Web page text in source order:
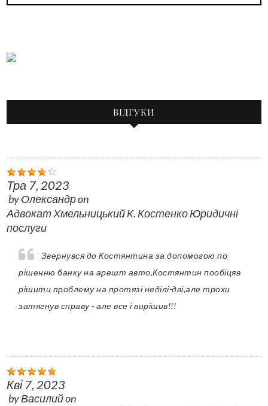
ВІДГУКИ
Тра 7, 2023
byОлександрon
Адвокат Хмельницький К. Костенко Юридичні
послуги
Звернувся до Костянтина за допомогою по
рішенню банку на арешт авто,Костянтин пообіцяв
рішити проблему на протязі неділі-дві,але трохи
затягнув справу - але все і вирішив!!!
Кві 7, 2023
byВасилийon